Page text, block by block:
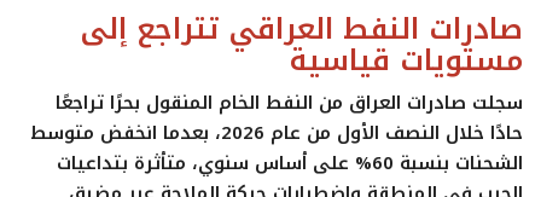
صادرات النفط العراقي تتراجع إلى
مستويات قياسية
سجلت صادرات العراق من النفط الخام المنقول بحرًا تراجعًا
حادًا خلال النصف الأول من عام 2026، بعدما انخفض متوسط
الشحنات بنسبة 60% على أساس سنوي
، متأثرة بتداعيات